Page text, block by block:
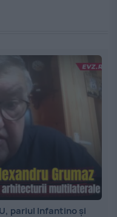
pariul Infantino și